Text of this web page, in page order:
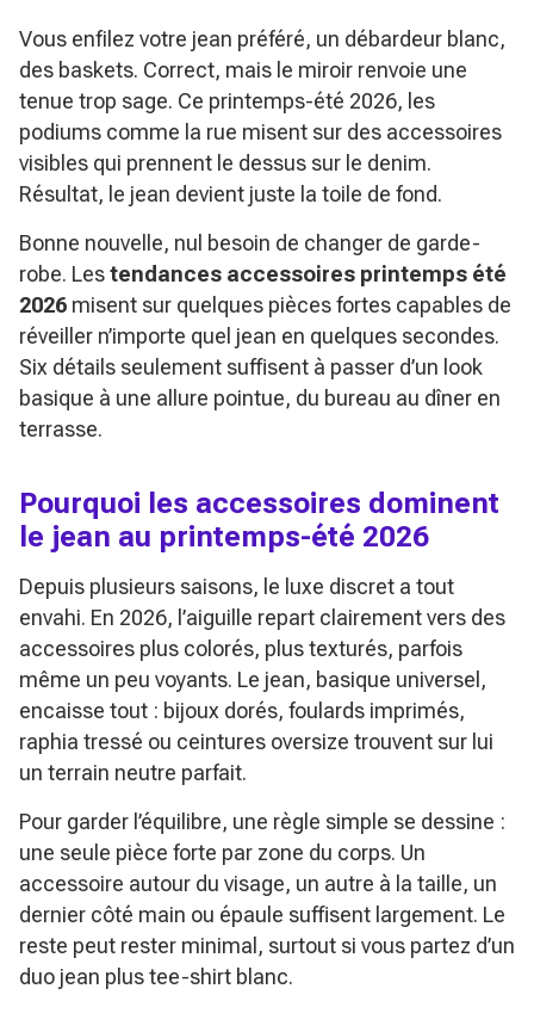
Vous enfilez votre jean préféré, un débardeur blanc,
des baskets. Correct, mais le miroir renvoie une
tenue trop sage. Ce printemps-été 2026, les
podiums comme la rue misent sur des accessoires
visibles qui prennent le dessus sur le denim.
Résultat, le jean devient juste la toile de fond.
Bonne nouvelle, nul besoin de changer de garde-
robe. Lestendances accessoires printemps été
2026 misent sur quelques pièces fortes capables de
réveiller n’importe quel jean en quelques secondes.
Six détails seulement suffisent à passer d’un look
basique à une allure pointue, du bureau au dîner en
terrasse.
Pourquoi les accessoires dominent
le jean au printemps-été 2026
Depuis plusieurs saisons, le luxe discret a tout
envahi. En 2026, l’aiguille repart clairement vers des
accessoires plus colorés, plus texturés, parfois
même un peu voyants. Le jean, basique universel,
encaisse tout : bijoux dorés, foulards imprimés,
raphia tressé ou ceintures oversize trouvent sur lui
un terrain neutre parfait.
Pour garder l’équilibre, une règle simple se dessine :
une seule pièce forte par zone du corps. Un
accessoire autour du visage, un autre à la taille, un
dernier côté main ou épaule suffisent largement. Le
reste peut rester minimal, surtout si vous partez d’un
duo jean plus tee-shirt blanc.